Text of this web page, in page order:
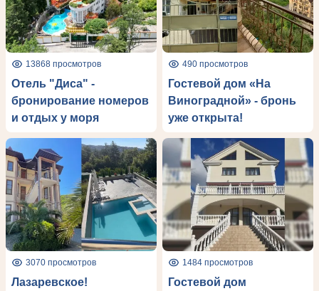
13868 просмотров
Отель "Диса" -
бронирование номеров
и отдых у моря
490 просмотров
Гостевой дом «На
Виноградной» - бронь
уже открыта!
3070 просмотров
Лазаревское!
1484 просмотров
Гостевой дом